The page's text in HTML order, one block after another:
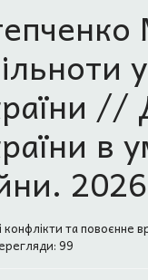
//
в
конфлікти та повоєнне
99